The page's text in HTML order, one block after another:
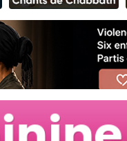
nous rejoindre sur
de demander une bénédiction
pour étudier en groupe sur
de nous rejoindre sur
nous rejoindre sur
de faire un don pour
de faire un don pour 1